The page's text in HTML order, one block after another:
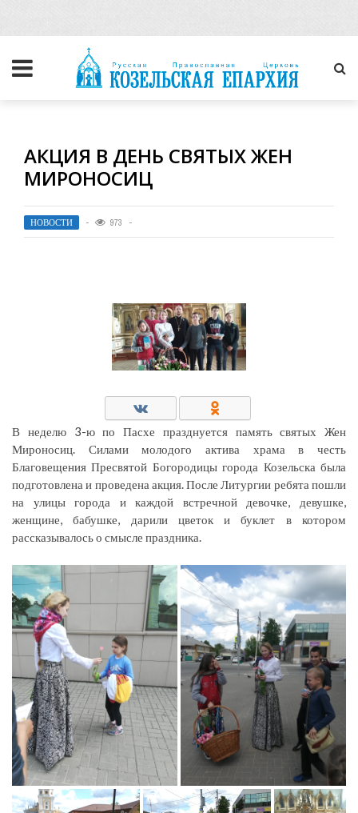
АКЦИЯ В ДЕНЬ СВЯТЫХ ЖЕН
МИРОНОСИЦ
НОВОСТИ 973
В неделю 3-ю по Пасхе празднуется память святых Жен
Мироносиц. Силами молодого актива храма в честь
Благовещения Пресвятой Богородицы города Козельска была
подготовлена и проведена акция. После Литургии ребята пошли
на улицы города и каждой встречной девочке, девушке,
женщине, бабушке, дарили цветок и буклет в котором
рассказывалось о смысле праздника.